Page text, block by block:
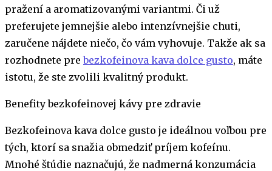
pražení a aromatizovanými variantmi. Či už
preferujete jemnejšie alebo intenzívnejšie chuti,
zaručene nájdete niečo, čo vám vyhovuje. Takže ak sa
rozhodnete prebezkofeinova kava dolce gusto, máte
istotu, že ste zvolili kvalitný produkt.
Benefity bezkofeinovej kávy pre zdravie
Bezkofeinova kava dolce gusto je ideálnou voľbou pre
tých, ktorí sa snažia obmedziť príjem kofeínu.
Mnohé štúdie naznačujú, že nadmerná konzumácia